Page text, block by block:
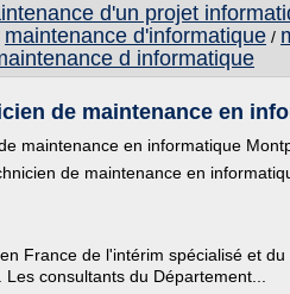
d'un projet
maintenance d'informatique /
d informatique
de maintenance en
maintenance en informatique
de maintenance en
en France de l'intérim spécialisé et
consultants du Département...